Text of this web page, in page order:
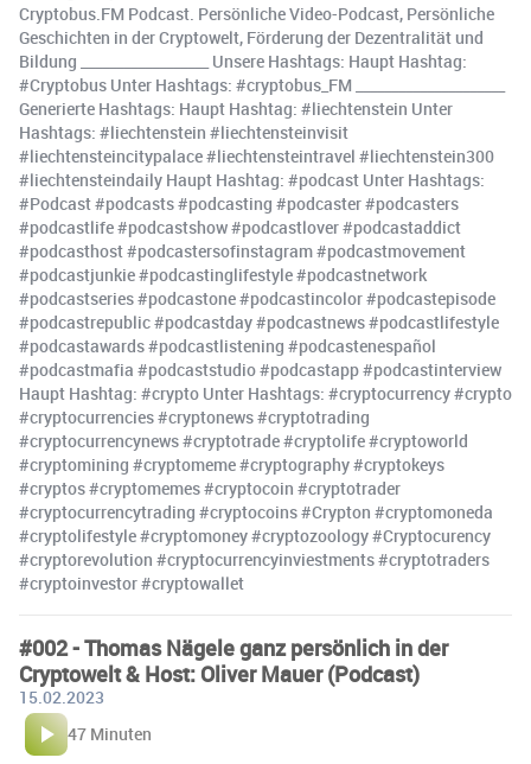
Cryptobus.FM Podcast. Persönliche Video-Podcast, Persönliche
Geschichten in der Cryptowelt, Förderung der Dezentralität und
Bildung __________________ Unsere Hashtags: Haupt Hashtag:
#Cryptobus Unter Hashtags: #cryptobus_FM _____________________
Generierte Hashtags: Haupt Hashtag: #liechtenstein Unter
Hashtags: #liechtenstein #liechtensteinvisit
#liechtensteincitypalace #liechtensteintravel #liechtenstein300
#liechtensteindaily Haupt Hashtag: #podcast Unter Hashtags:
#Podcast #podcasts #podcasting #podcaster #podcasters
#podcastlife #podcastshow #podcastlover #podcastaddict
#podcasthost #podcastersofinstagram #podcastmovement
#podcastjunkie #podcastinglifestyle #podcastnetwork
#podcastseries #podcastone #podcastincolor #podcastepisode
#podcastrepublic #podcastday #podcastnews #podcastlifestyle
#podcastawards #podcastlistening #podcastenespañol
#podcastmafia #podcaststudio #podcastapp #podcastinterview
Haupt Hashtag: #crypto Unter Hashtags: #cryptocurrency #crypto
#cryptocurrencies #cryptonews #cryptotrading
#cryptocurrencynews #cryptotrade #cryptolife #cryptoworld
#cryptomining #cryptomeme #cryptography #cryptokeys
#cryptos #cryptomemes #cryptocoin #cryptotrader
#cryptocurrencytrading #cryptocoins #Crypton #cryptomoneda
#cryptolifestyle #cryptomoney #cryptozoology #Cryptocurency
#cryptorevolution #cryptocurrencyinviestments #cryptotraders
#cryptoinvestor #cryptowallet
#002 - Thomas Nägele ganz persönlich in der
Cryptowelt & Host: Oliver Mauer (Podcast)
15.02.2023
47 Minuten